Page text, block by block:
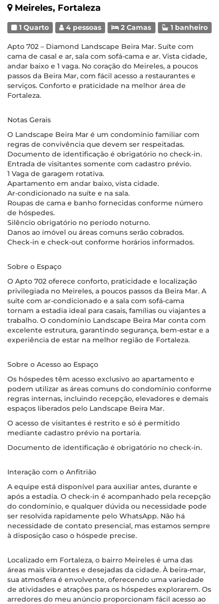
Meireles, Fortaleza
1 Quarto 4 pessoas 2 Camas 1 banheiro
Apto 702 – Diamond Landscape Beira Mar. Suíte com
cama de casal e ar, sala com sofá-cama e ar. Vista cidade,
andar baixo e 1 vaga. No coração do Meireles, a poucos
passos da Beira Mar, com fácil acesso a restaurantes e
serviços. Conforto e praticidade na melhor área de
Fortaleza.
Notas Gerais
O Landscape Beira Mar é um condomínio familiar com
regras de convivência que devem ser respeitadas.
Documento de identificação é obrigatório no check-in.
Entrada de visitantes somente com cadastro prévio.
1 Vaga de garagem rotativa.
Apartamento em andar baixo, vista cidade.
Ar-condicionado na suíte e na sala.
Roupas de cama e banho fornecidas conforme número
de hóspedes.
Silêncio obrigatório no período noturno.
Danos ao imóvel ou áreas comuns serão cobrados.
Check-in e check-out conforme horários informados.
Sobre o Espaço
O Apto 702 oferece conforto, praticidade e localização
privilegiada no Meireles, a poucos passos da Beira Mar. A
suíte com ar-condicionado e a sala com sofá-cama
tornam a estadia ideal para casais, famílias ou viajantes a
trabalho. O condomínio Landscape Beira Mar conta com
excelente estrutura, garantindo segurança, bem-estar e a
experiência de estar na melhor região de Fortaleza.
Sobre o Acesso ao Espaço
Os hóspedes têm acesso exclusivo ao apartamento e
podem utilizar as áreas comuns do condomínio conforme
regras internas, incluindo recepção, elevadores e demais
espaços liberados pelo Landscape Beira Mar.
O acesso de visitantes é restrito e só é permitido
mediante cadastro prévio na portaria.
Documento de identificação é obrigatório no check-in.
Interação com o Anfitrião
A equipe está disponível para auxiliar antes, durante e
após a estadia. O check-in é acompanhado pela recepção
do condomínio, e qualquer dúvida ou necessidade pode
ser resolvida rapidamente pelo WhatsApp. Não há
necessidade de contato presencial, mas estamos sempre
à disposição caso o hóspede precise.
Localizado em Fortaleza, o bairro Meireles é uma das
áreas mais vibrantes e desejadas da cidade. À beira-mar,
sua atmosfera é envolvente, oferecendo uma variedade
de atividades e atrações para os hóspedes explorarem. Os
arredores do meu anúncio proporcionam fácil acesso ao